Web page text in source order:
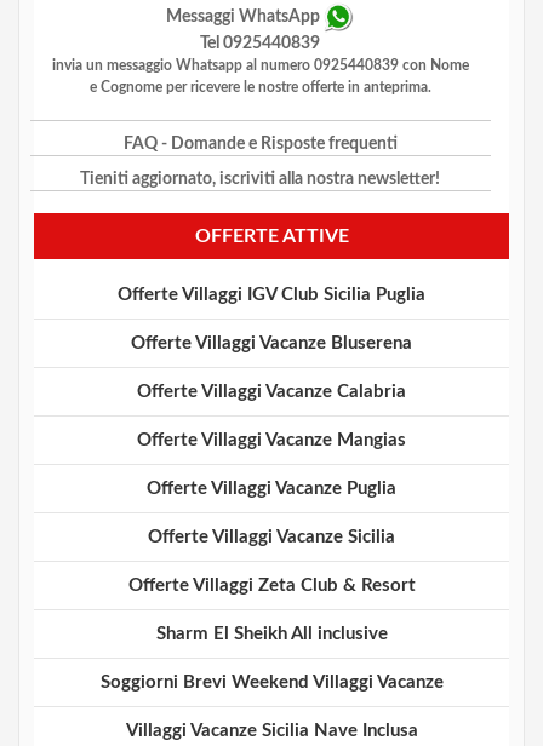
Messaggi WhatsApp
Tel 0925440839
invia un messaggio Whatsapp al numero 0925440839 con Nome
e Cognome per ricevere le nostre offerte in anteprima.
FAQ- Domande e Risposte frequenti
Tieniti aggiornato, iscriviti alla nostra newsletter!
OFFERTE ATTIVE
Offerte Villaggi IGV Club Sicilia Puglia
Offerte Villaggi Vacanze Bluserena
Offerte Villaggi Vacanze Calabria
Offerte Villaggi Vacanze Mangias
Offerte Villaggi Vacanze Puglia
Offerte Villaggi Vacanze Sicilia
Offerte Villaggi Zeta Club & Resort
Sharm El Sheikh All inclusive
Soggiorni Brevi Weekend Villaggi Vacanze
Villaggi Vacanze Sicilia Nave Inclusa